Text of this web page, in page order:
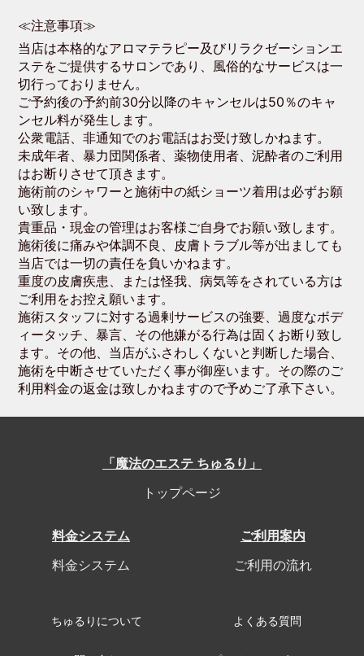
≪注意事項≫
当店は本格的なアロマテラピー及びリラクゼーションエ
ステをご提供するサロンであり、風俗的なサービスは一
切行っておりません。
ご予約後の予約前30分以降のキャンセルは50％のキャ
ンセル料が発生します。
公衆電話、非通知でのお電話はお受け致しかねます。
未成年者、暴力団関係者、薬物使用者、泥酔者のご利用
はお断りさせて頂きます。
施術前のシャワーと施術中の紙ショーツ着用は必ずお願
い致します。
貴重品・現金の管理はお客様ご自身でお願い致します。
施術後に痛みや体調不良、皮膚トラブル等が出ましても
当店では一切の責任を負いかねます。
重度の皮膚疾患、または怪我、病気等をされている方は
ご利用をお控え願います。
施術スタッフに対する過剰サービスの強要、過度なボデ
ィータッチ、暴言、その他嫌がる行為は固くお断り致し
ます。その他、当店がふさわしくないと判断した場合、
施術を中断させていただく事が御座います。その際のご
利用料金の返金は致しかねますので予めご了承下さい。
「魔法のエステ ちゅるり」
トップページ
料金システム
料金システム
ご利用案内
ご利用の流れ
ちゅるりについて よくある質問